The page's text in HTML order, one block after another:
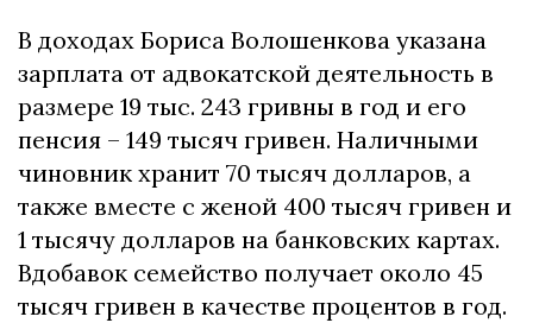
В доходах Бориса Волошенкова указана
зарплата от адвокатской деятельность в
размере 19 тыс. 243 гривны в год и его
пенсия – 149 тысяч гривен. Наличными
чиновник хранит 70 тысяч долларов, а
также вместе с женой 400 тысяч гривен и
1 тысячу долларов на банковских картах.
Вдобавок семейство получает около 45
тысяч гривен в качестве процентов в год.